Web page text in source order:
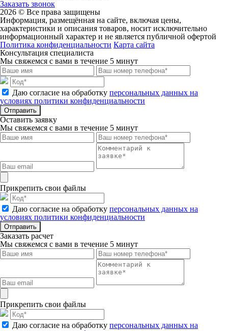
Заказать звонок
2026 © Все права защищены
Информация, размещённая на сайте, включая цены,
характеристики и описания товаров, носит исключительно
информационный характер и не является публичной офертой
Политика конфиденциальности Карта сайта
Консультация специалиста
Мы свяжемся с вами в течение 5 минут
Даю согласие на обработку персональных данных на
условиях политики конфиденциальности
Отправить
Оставить заявку
Мы свяжемся с вами в течение 5 минут
Прикрепить свои файлы
Даю согласие на обработку персональных данных на
условиях политики конфиденциальности
Отправить
Заказать расчет
Мы свяжемся с вами в течение 5 минут
Прикрепить свои файлы
Даю согласие на обработку персональных данных на